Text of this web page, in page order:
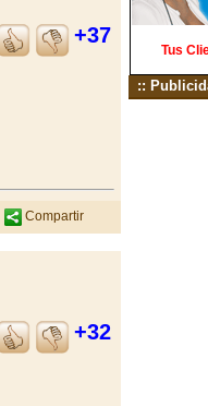
+37
Compartir
+32
Tus
::